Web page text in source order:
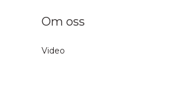
Om oss
Video